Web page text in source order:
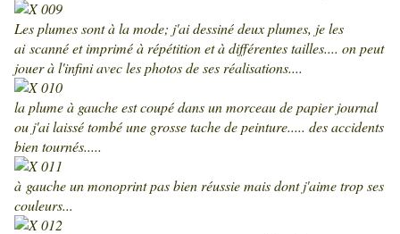
Les plumes sont à la mode; j'ai dessiné deux plumes, je les
ai scanné et imprimé à répétition et à différentes tailles.... on peut
jouer à l'infini avec les photos de ses réalisations....
la plume à gauche est coupé dans un morceau de papier journal
ou j'ai laissé tombé une grosse tache de peinture..... des accidents
bien tournés.....
à gauche un monoprint pas bien réussie mais dont j'aime trop ses
couleurs...